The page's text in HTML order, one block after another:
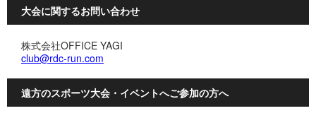
大会に関するお問い合わせ
株式会社OFFICE YAGI
club@rdc-run.com
遠方のスポーツ大会・イベントへご参加の方へ